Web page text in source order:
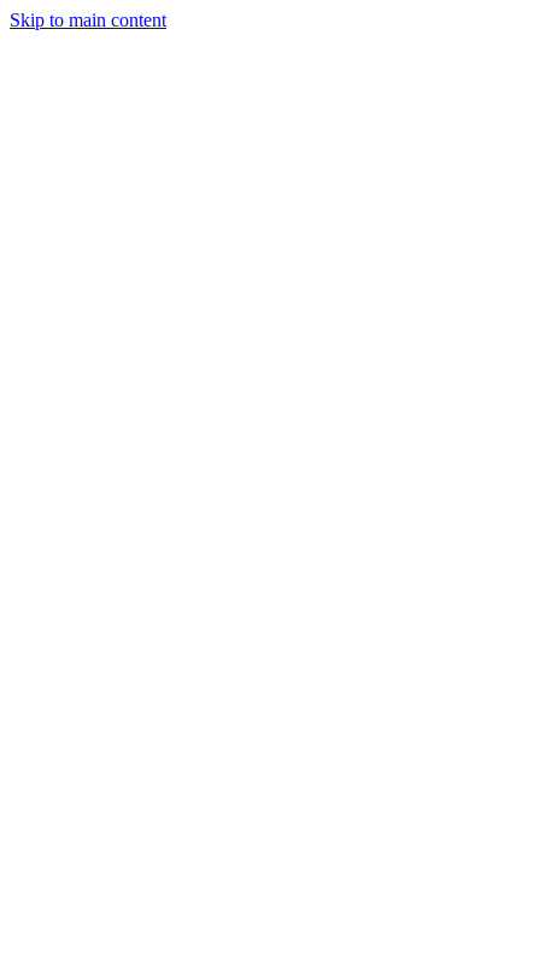
Skip to main content